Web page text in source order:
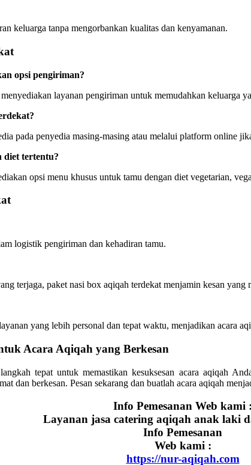
keluarga tanpa mengorbankan kualitas dan kenyamanan.
opsi pengiriman?
layanan pengiriman untuk memudahkan keluarga
pada penyedia masing-masing atau melalui platform online
diet tertentu?
opsi menu khusus untuk tamu dengan diet vegetarian,
logistik pengiriman dan kehadiran tamu.
terjaga, paket nasi box aqiqah terdekat menjamin kesan yang
yang lebih personal dan tepat waktu, menjadikan acara
Acara Aqiqah yang Berkesan
tepat untuk memastikan kesuksesan acara aqiqah
dan berkesan. Pesan sekarang dan buatlah acara aqiqah
Info Pemesanan Web kami :
Layanan jasa catering aqiqah anak laki
Info Pemesanan
Web kami :
https://nur-aqiqah.com